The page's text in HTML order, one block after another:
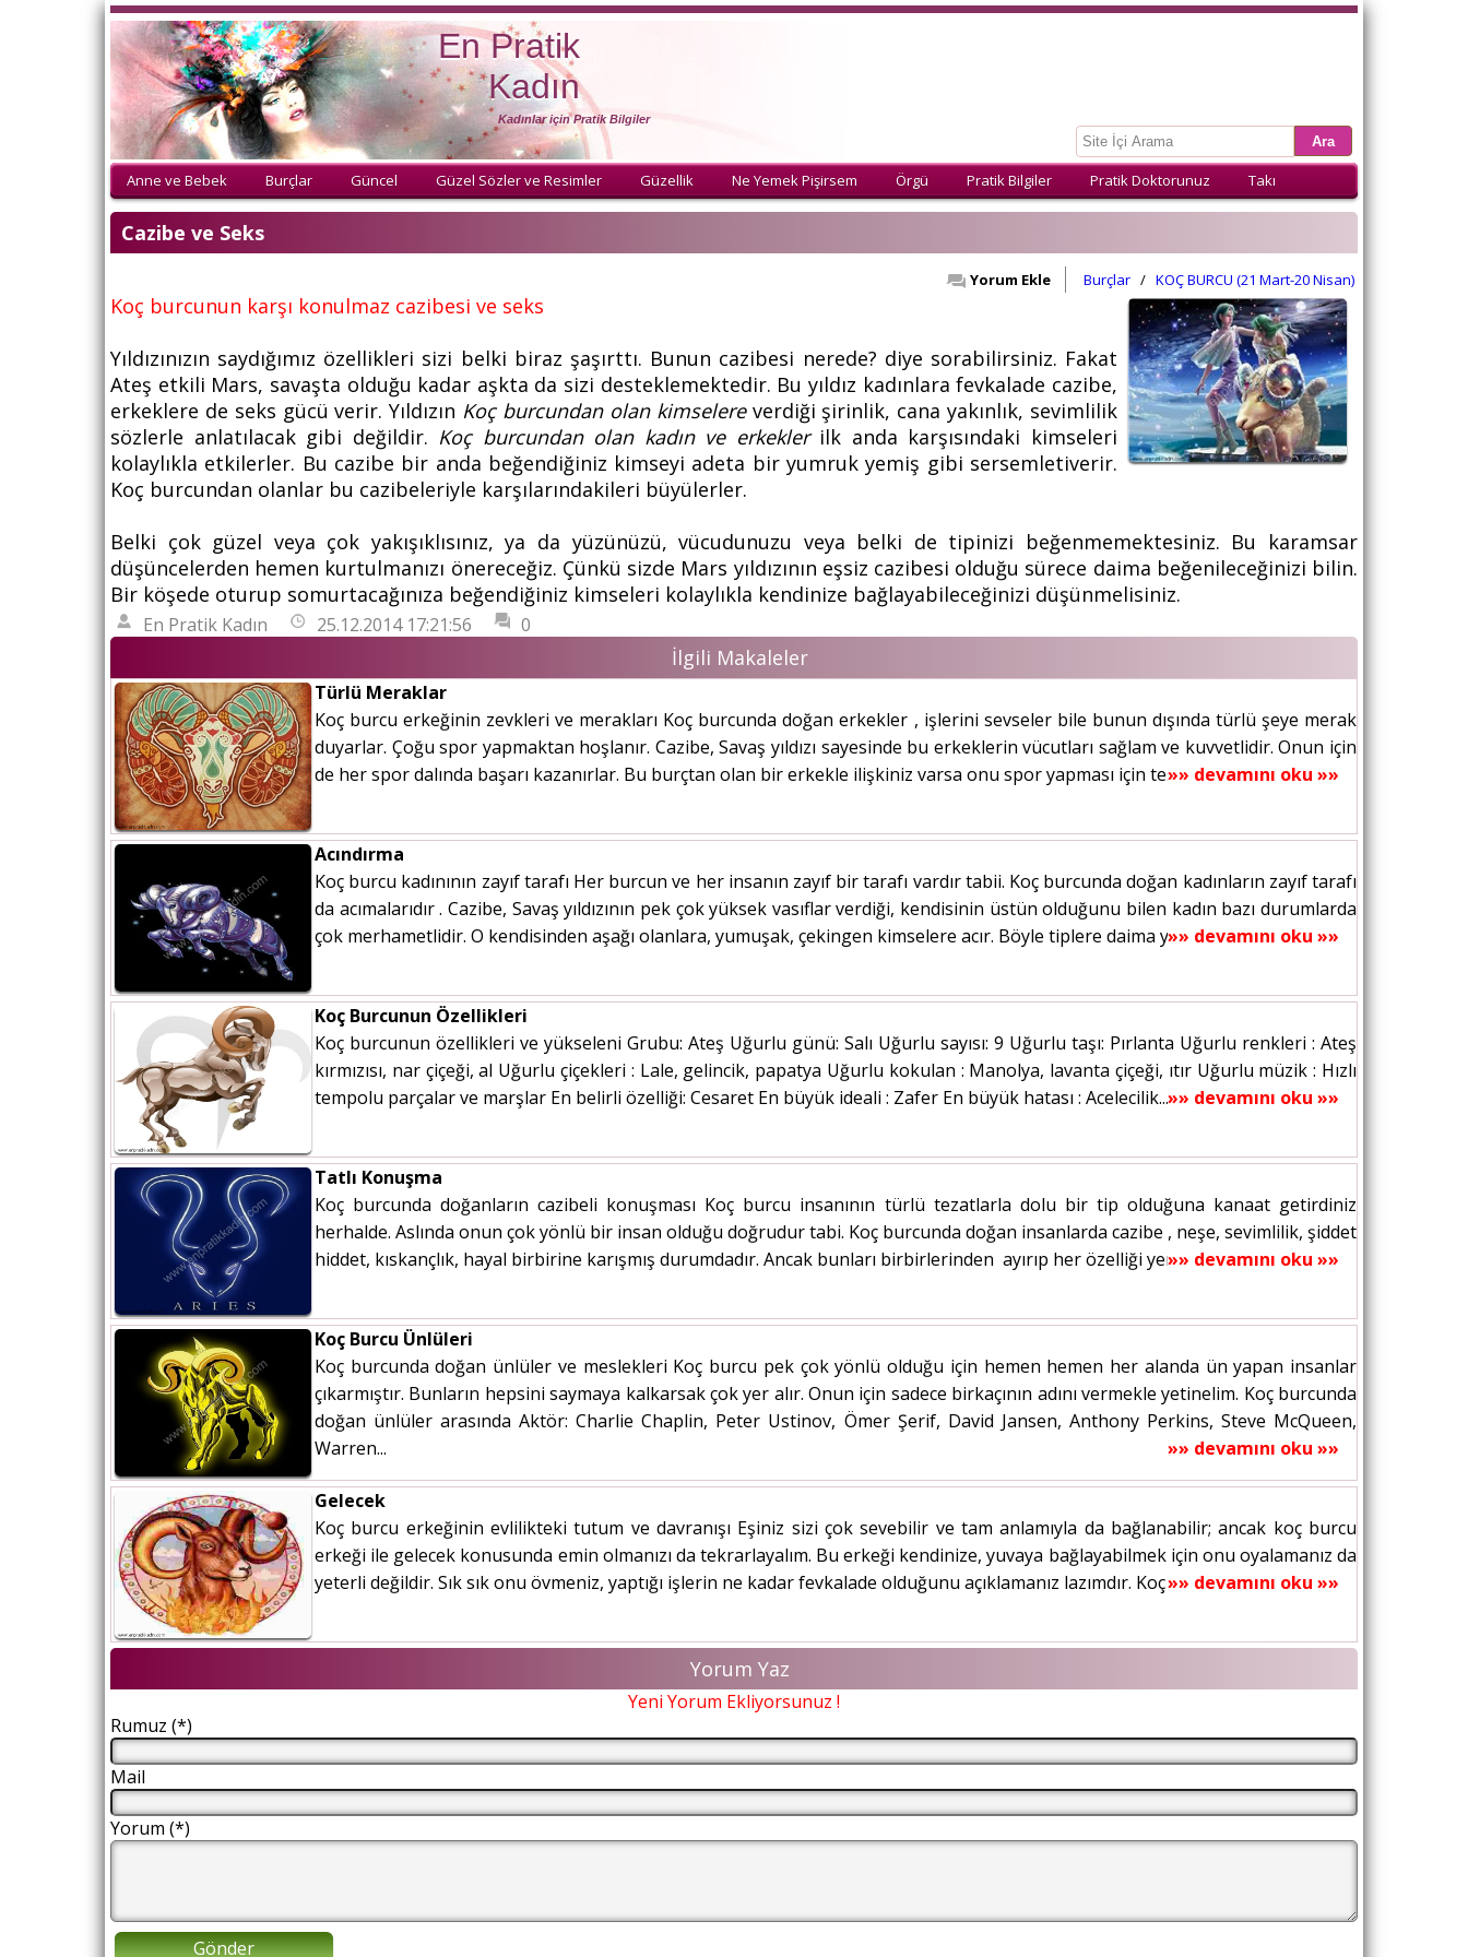
En Pratik
Kadın
Kadınlar için Pratik Bilgiler
Anne ve Bebek Burçlar Güncel Güzel Sözler ve Resimler Güzellik Ne Yemek Pişirsem Örgü Pratik Bilgiler Pratik Doktorunuz Takı
Cazibe ve Seks
KOÇ BURCU (21 Mart-20 Nisan)
/
Burçlar
Yorum Ekle
Koç burcunun karşı konulmaz cazibesi ve seks
Yıldızınızın saydığımız özellikleri sizi belki biraz şaşırttı. Bunun cazibesi nerede? diye sorabilirsiniz. Fakat
Ateş etkili Mars, savaşta olduğu kadar aşkta da sizi desteklemektedir. Bu yıldız kadınlara fevkalade cazibe,
erkeklere de seks gücü verir. Yıldızın Koç burcundan olan kimselere verdiği şirinlik, cana yakınlık, sevimlilik
sözlerle anlatılacak gibi değildir. Koç burcundan olan kadın ve erkeklerilk anda karşısındaki kimseleri
kolaylıkla etkilerler. Bu cazibe bir anda beğendiğiniz kimseyi adeta bir yumruk yemiş gibi sersemletiverir.
Koç burcundan olanlar bu cazibeleriyle karşılarındakileri büyülerler.
Belki çok güzel veya çok yakışıklısınız, ya da yüzünüzü, vücudunuzu veya belki de tipinizi beğenmemektesiniz. Bu karamsar
düşüncelerden hemen kurtulmanızı önereceğiz. Çünkü sizde Mars yıldızının eşsiz cazibesi olduğu sürece daima beğenileceğinizi bilin.
Bir köşede oturup somurtacağınıza beğendiğiniz kimseleri kolaylıkla kendinize bağlayabileceğinizi düşünmelisiniz.
En Pratik Kadın 25.12.2014 17:21:56 0
İlgili Makaleler
Türlü Meraklar
Koç burcu erkeğinin zevkleri ve merakları Koç burcunda doğan erkekler , işlerini sevseler bile bunun dışında türlü şeye merak
duyarlar. Çoğu spor yapmaktan hoşlanır. Cazibe, Savaş yıldızı sayesinde bu erkeklerin vücutları sağlam ve kuvvetlidir. Onun için
de her spor dalında başarı kazanırlar. Bu burçtan olan bir erkekle ilişkiniz varsa onu spor yapması için teşvik...»» devamını oku »»
Acındırma
Koç burcu kadınının zayıf tarafı Her burcun ve her insanın zayıf bir tarafı vardır tabii. Koç burcunda doğan kadınların zayıf tarafı
da acımalarıdır . Cazibe, Savaş yıldızının pek çok yüksek vasıflar verdiği, kendisinin üstün olduğunu bilen kadın bazı durumlarda
çok merhametlidir. O kendisinden aşağı olanlara, yumuşak, çekingen kimselere acır. Böyle tiplere daima yardım...»» devamını oku »»
Koç Burcunun Özellikleri
Koç burcunun özellikleri ve yükseleni Grubu: Ateş Uğurlu günü: Salı Uğurlu sayısı: 9 Uğurlu taşı: Pırlanta Uğurlu renkleri : Ateş
kırmızısı, nar çiçeği, al Uğurlu çiçekleri : Lale, gelincik, papatya Uğurlu kokulan : Manolya, lavanta çiçeği, ıtır Uğurlu müzik : Hızlı
tempolu parçalar ve marşlar En belirli özelliği: Cesaret En büyük ideali : Zafer En büyük hatası : Acelecilik...»» devamını oku »»
Tatlı Konuşma
Koç burcunda doğanların cazibeli konuşması Koç burcu insanının türlü tezatlarla dolu bir tip olduğuna kanaat getirdiniz
herhalde. Aslında onun çok yönlü bir insan olduğu doğrudur tabi. Koç burcunda doğan insanlarda cazibe , neşe, sevimlilik, şiddet
hiddet, kıskançlık, hayal birbirine karışmış durumdadır. Ancak bunları birbirlerinden ayırıp her özelliği yerli yerinde...
»» devamını oku »»
Koç Burcu Ünlüleri
Koç burcunda doğan ünlüler ve meslekleri Koç burcu pek çok yönlü olduğu için hemen hemen her alanda ün yapan insanlar
çıkarmıştır. Bunların hepsini saymaya kalkarsak çok yer alır. Onun için sadece birkaçının adını vermekle yetinelim. Koç burcunda
doğan ünlüler arasında Aktör: Charlie Chaplin, Peter Ustinov, Ömer Şerif, David Jansen, Anthony Perkins, Steve McQueen,
Warren...
»» devamını oku »»
Gelecek
Koç burcu erkeğinin evlilikteki tutum ve davranışı Eşiniz sizi çok sevebilir ve tam anlamıyla da bağlanabilir; ancak koç burcu
erkeği ile gelecek konusunda emin olmanızı da tekrarlayalım. Bu erkeği kendinize, yuvaya bağlayabilmek için onu oyalamanız da
yeterli değildir. Sık sık onu övmeniz, yaptığı işlerin ne kadar fevkalade olduğunu açıklamanız lazımdır. Koç burcundan olan...
»» devamını oku »»
Yorum Yaz
Yeni Yorum Ekliyorsunuz !
Rumuz (*)
Mail
Yorum (*)
Gönder